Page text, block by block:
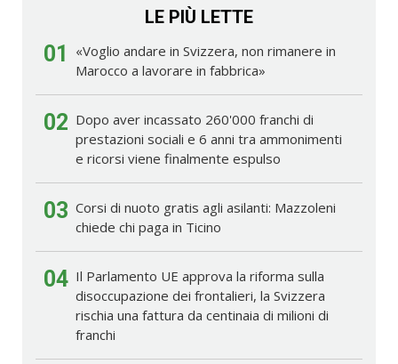
LE PIÙ LETTE
01
«Voglio andare in Svizzera, non rimanere in
Marocco a lavorare in fabbrica»
02 Dopo aver incassato 260'000 franchi di
prestazioni sociali e 6 anni tra ammonimenti
e ricorsi viene finalmente espulso
03 Corsi di nuoto gratis agli asilanti: Mazzoleni
chiede chi paga in Ticino
04 Il Parlamento UE approva la riforma sulla
disoccupazione dei frontalieri, la Svizzera
rischia una fattura da centinaia di milioni di
franchi